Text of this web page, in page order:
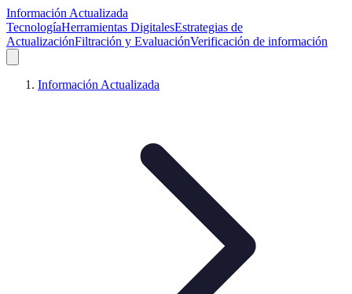
Información Actualizada
TecnologíaHerramientas DigitalesEstrategias de
ActualizaciónFiltración y EvaluaciónVerificación de información
Información Actualizada